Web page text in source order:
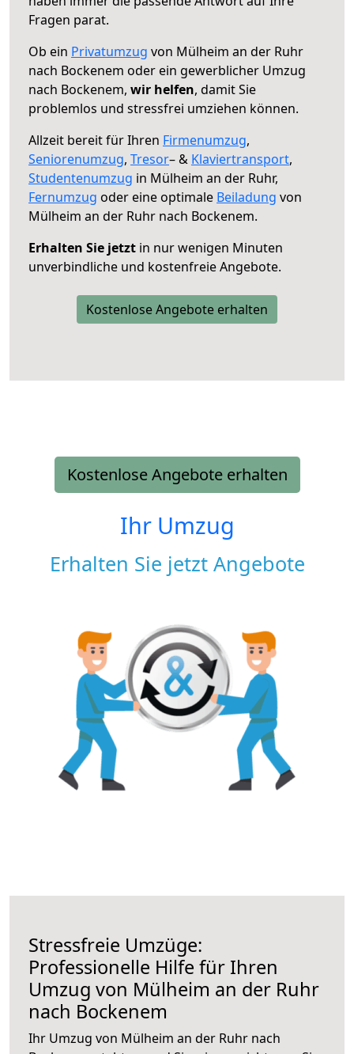
Fragen parat.
Ob ein Privatumzug von Mülheim an der Ruhr
nach Bockenem oder ein gewerblicher Umzug
nach Bockenem, wir helfen, damit Sie
problemlos und stressfrei umziehen können.
Allzeit bereit für Ihren Firmenumzug,
Seniorenumzug, Tresor– & Klaviertransport,
Studentenumzug in Mülheim an der Ruhr,
Fernumzug oder eine optimale Beiladung von
Mülheim an der Ruhr nach Bockenem.
Erhalten Sie jetzt in nur wenigen Minuten
unverbindliche und kostenfreie Angebote.
Kostenlose Angebote erhalten
Kostenlose Angebote erhalten
Ihr Umzug
Erhalten Sie jetzt Angebote
Stressfreie Umzüge:
Professionelle Hilfe für Ihren
Umzug von Mülheim an der Ruhr
nach Bockenem
Ihr Umzug von Mülheim an der Ruhr nach